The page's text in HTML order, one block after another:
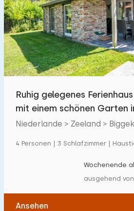
Schwimmbad
Eingezäunter Garten
Haustierfrei
Fahrradschuppen
Budget
€ 0 — €
Mindestanzahl
Ruhig gelegenes
mit einem schönen Garten
Niederlande > Zeeland >
4 Personen | 3 Schlafzimmer |
Wochenende
ausgehend
Ansehen